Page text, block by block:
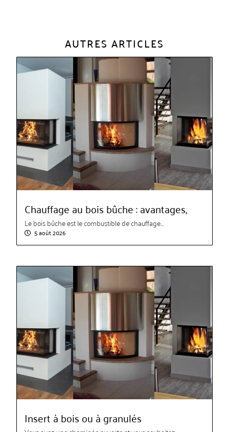
AUTRES ARTICLES
Chauffage au bois bûche : avantages,
Le bois bûche est le combustible de chauffage...
5 août 2026
Insert à bois ou à granulés